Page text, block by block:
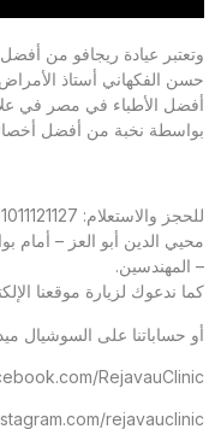
وتعتبر عيادة ريجافو من
حسن الفكهاني أستاذ الأمراض
أفضل الأطباء في مصر في
بواسطة نخبة من أفضل
– المهندسين.
كما ندعوك لزيارة موقعنا
أو حساباتنا على السوشيال
RejavauClinic/
rejavauclinic